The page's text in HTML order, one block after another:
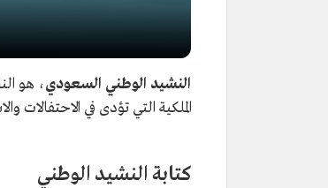
النشيد الوطني السعودي
الملكية التي تؤدى في الاحتفالات
كتابة النشيد الوطني